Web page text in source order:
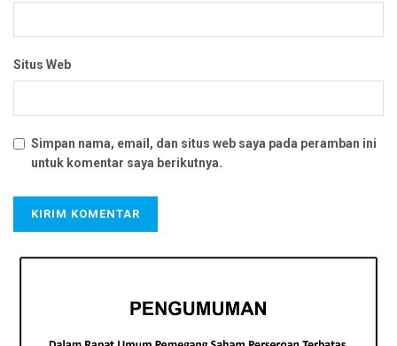
Situs Web
Simpan nama, email, dan situs web saya pada peramban ini
untuk komentar saya berikutnya.